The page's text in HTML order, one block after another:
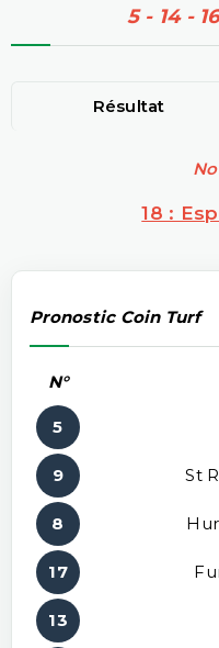
5 - 14 -
Résultat
18 :
Pronostic Coin Turf
N°
5
9 St
8
17
13